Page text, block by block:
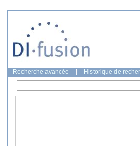
Recherche avancée Historique de